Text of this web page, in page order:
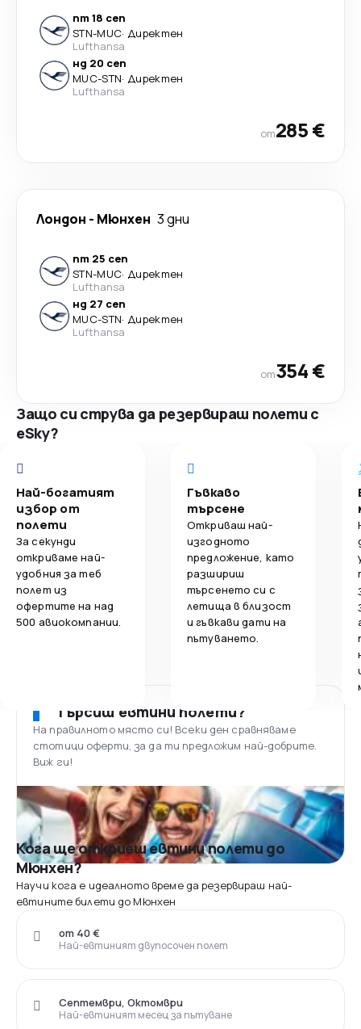
пт 18 сеп
STN-MUC· Директен
Lufthansa
нд 20 сеп
MUC-STN· Директен
Lufthansa
от285 €
Лондон - Мюнхен 3 дни
пт 25 сеп
STN-MUC· Директен
Lufthansa
нд 27 сеп
MUC-STN· Директен
Lufthansa
от354 €
Защо си струва да резервираш полети с
eSky?
Най-богатият
избор от
полети
За секунди
откриваме най-
удобния за теб
полет из
офертите на над
500 авиокомпании.
Гъвкаво
търсене
Откриваш най-
изгодното
предложение, като
разшириш
търсенето си с
летища в близост
и гъвкави дати на
пътуването.
Търсиш евтини полети?
На правилното място си! Всеки ден сравняваме
стотици оферти, за да ти предложим най-добрите.
Виж ги!
Кога ще откриеш евтини полети до
Мюнхен?
Научи кога е идеалното време да резервираш най-
евтините билети до Мюнхен
Най-евтиният двупосочен полет
от 40 €
Най-евтиният месец за пътуване
Септември, Октомври